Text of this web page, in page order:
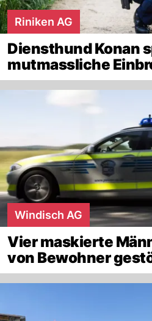
Riniken AG
Diensthund Konan
mutmassliche
Windisch AG
Vier maskierte
von Bewohner